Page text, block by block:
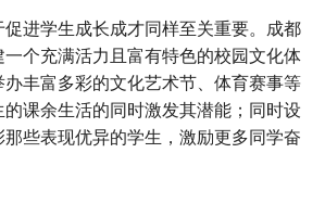
进学生成长成才同样至关重要。成都
个充满活力且富有特色的校园文化体
丰富多彩的文化艺术节、体育赛事等
课余生活的同时激发其潜能；同时设
些表现优异的学生，激励更多同学奋